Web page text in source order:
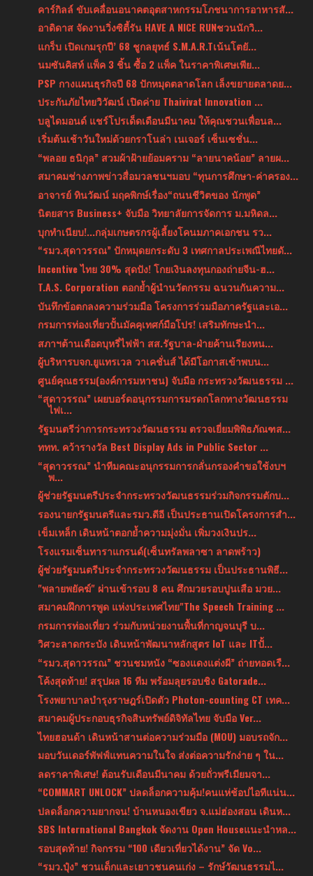
คาร์กิลล์ ขับเคลื่อนอนาคตอุตสาหกรรมโภชนาการอาหารสั...
อาดิดาส จัดงานวิ่งซิตี้รัน HAVE A NICE RUNชวนนักวิ...
แกร็บ เปิดเกมรุกปี’ 68 ชูกลยุทธ์ S.M.A.R.Tเน้นโตยั...
นมซันคิสท์ แพ็ค 3 ชิ้น ซื้อ 2 แพ็ค ในราคาพิเศษเพีย...
PSP กางแผนธุรกิจปี 68 ปักหมุดตลาดโลก เล็งขยายตลาดย...
ประกันภัยไทยวิวัฒน์ เปิดค่าย Thaivivat Innovation ...
บลูไดมอนด์ แชร์โปรเด็ดเดือนมีนาคม ให้คุณชวนเพื่อนล...
เริ่มต้นเช้าวันใหม่ด้วยกราโนล่า เนเจอร์ เซ็นเซชั่น...
“พลอย ธนิกุล” สวมผ้าฝ้ายย้อมคราม “ลายนาคน้อย” ลายผ...
สมาคมช่างภาพข่าวสื่อมวลชนฯมอบ “ทุนการศึกษา-ค่าครอง...
อาจารย์ ทินวัฒน์ มฤคพิกษ์เรื่อง“ถนนชีวิตของ นักพูด”
นิตยสาร Business+ จับมือ วิทยาลัยการจัดการ ม.มหิดล...
บุกทำเนียบ!...กลุ่มเกษตรกรผู้เลี้ยงโคนมภาคเอกชน รว...
“รมว.สุดาวรรณ” ปักหมุดยกระดับ 3 เทศกาลประเพณีไทยดั...
Incentive ไทย 30% สุดปัง! โกยเงินลงทุนกองถ่ายจีน-ฮ...
T.A.S. Corporation ตอกย้ำผู้นำนวัตกรรม ฉนวนกันความ...
บันทึกข้อตกลงความร่วมมือ โครงการร่วมมือภาครัฐและเอ...
กรมการท่องเที่ยวปั้นมัคคุเทศก์มือโปร! เสริมทักษะนำ...
สภาฯต้านเดือดบุหรี่ไฟฟ้า สส.รัฐบาล-ฝ่ายค้านเรียงหน...
ผู้บริหารบจก.ยูแทรเวล วาเคชั่นส์ ได้มีโอกาสเข้าพบน...
ศูนย์คุณธรรม(องค์การมหาชน) จับมือ กระทรวงวัฒนธรรม ...
“สุดาวรรณ” เผยบอร์ดอนุกรรมการมรดกโลกทางวัฒนธรรม
ไฟเ...
รัฐมนตรีว่าการกระทรวงวัฒนธรรม ตรวจเยี่ยมพิพิธภัณฑส...
ททท. คว้ารางวัล Best Display Ads in Public Sector ...
“สุดาวรรณ” นำทีมคณะอนุกรรมการกลั่นกรองคำขอใช้งบฯ
พ...
ผู้ช่วยรัฐมนตรีประจำกระทรวงวัฒนธรรมร่วมกิจกรรมตักบ...
รองนายกรัฐมนตรีและรมว.ดีอี เป็นประธานเปิดโครงการสำ...
เข็มเหล็ก เดินหน้าตอกย้ำความมุ่งมั่น เพิ่มวงเงินปร...
โรงแรมเซ็นทาราแกรนด์(เซ็นทรัลพลาซา ลาดพร้าว)
ผู้ช่วยรัฐมนตรีประจำกระทรวงวัฒนธรรม เป็นประธานพิธี...
"พลายพยัคฆ์" ผ่านเข้ารอบ 8 คน ศึกมวยรอบปูนเสือ มวย...
สมาคมฝึกการพูด แห่งประเทศไทย"The Speech Training ...
กรมการท่องเที่ยว ร่วมกับหน่วยงานพื้นที่กาญจนบุรี บ...
วิศวะลาดกระบัง เดินหน้าพัฒนาหลักสูตร IoT และ ITปั้...
“รมว.สุดาวรรณ” ชวนชมหนัง “ซองแดงแต่งผี” ถ่ายทอดเรื...
โค้งสุดท้าย! สรุปผล 16 ทีม พร้อมลุยรอบชิง Gatorade...
โรงพยาบาลบำรุงราษฎร์เปิดตัว Photon-counting CT เทค...
สมาคมผู้ประกอบธุรกิจสินทรัพย์ดิจิทัลไทย จับมือ Ver...
ไทยฮอนด้า เดินหน้าสานต่อความร่วมมือ (MOU) มอบรถจัก...
มอบวันเดอร์พัฟฟ์แทนความในใจ ส่งต่อความรักง่าย ๆ ใน...
ลดราคาพิเศษ! ต้อนรับเดือนมีนาคม ด้วยถั่วพรีเมียมจา...
“COMMART UNLOCK” ปลดล็อกความคุ้ม!คนแห่ช้อปไอทีแน่น...
ปลดล็อกความยากจน! บ้านหนองเขียว จ.แม่ฮ่องสอน เดินห...
SBS International Bangkok จัดงาน Open Houseแนะนำหล...
รอบสุดท้าย! กิจกรรม “100 เดียวเที่ยวได้งาน” จัด Vo...
“รมว.ปุ๋ง” ชวนเด็กและเยาวชนคนเก่ง – รักษ์วัฒนธรรมไ...